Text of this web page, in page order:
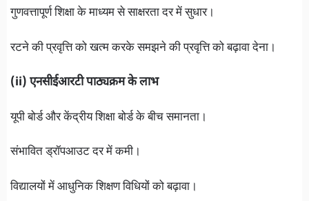
गुणवत्तापूर्ण शिक्षा के माध्यम से साक्षरता दर में सुधार।
रटने की प्रवृत्ति को खत्म करके समझने की प्रवृत्ति को बढ़ावा देना।
(ii) एनसीईआरटी पाठ्यक्रम के लाभ
यूपी बोर्ड और केंद्रीय शिक्षा बोर्ड के बीच समानता।
संभावित ड्रॉपआउट दर में कमी।
विद्यालयों में आधुनिक शिक्षण विधियों को बढ़ावा।